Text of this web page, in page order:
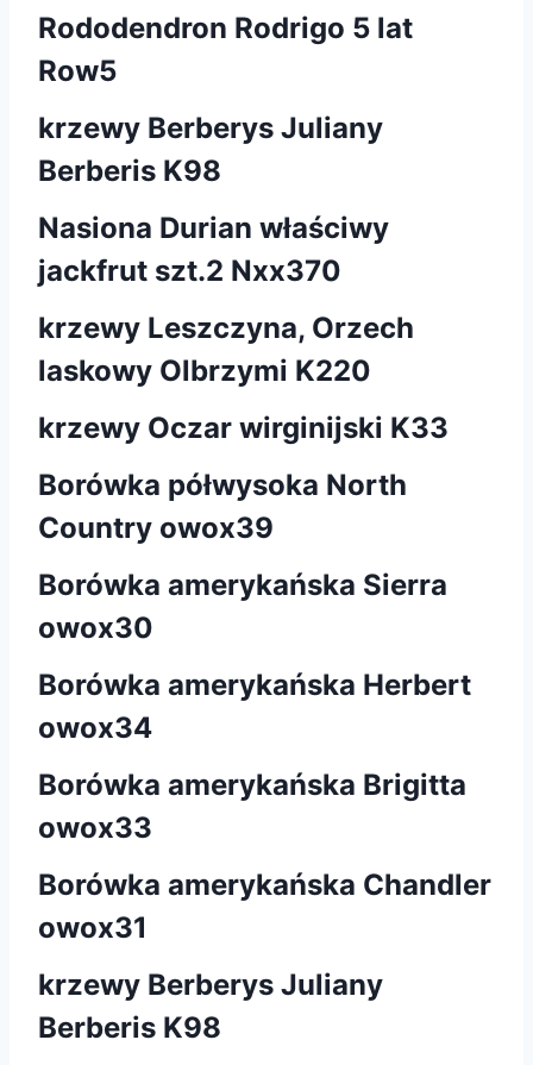
Rododendron Rodrigo 5 lat
Row5
krzewy Berberys Juliany
Berberis K98
Nasiona Durian właściwy
jackfrut szt.2 Nxx370
krzewy Leszczyna, Orzech
laskowy Olbrzymi K220
krzewy Oczar wirginijski K33
Borówka półwysoka North
Country owox39
Borówka amerykańska Sierra
owox30
Borówka amerykańska Herbert
owox34
Borówka amerykańska Brigitta
owox33
Borówka amerykańska Chandler
owox31
krzewy Berberys Juliany
Berberis K98